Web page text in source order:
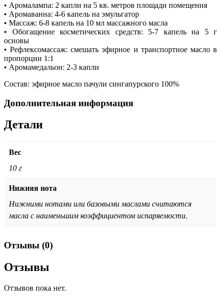
• Аромалампа: 2 капли на 5 кв. метров площади помещения
• Аромаванна: 4-6 капель на эмульгатор
• Массаж: 6-8 капель на 10 мл массажного масла
• Обогащение косметических средств: 5-7 капель на 5 г
основы
• Рефлексомассаж: смешать эфирное и транспортное масло в
пропорции 1:1
• Аромамедальон: 2-3 капли
Состав: эфирное масло пачули сингапурского 100%
Дополнительная информация
Детали
Вес
10 г
Нижняя нота
Нижними нотами или базовыми маслами считаются
масла с наименьшим коэффициентом испаряемости.
Отзывы (0)
Отзывы
Отзывов пока нет.